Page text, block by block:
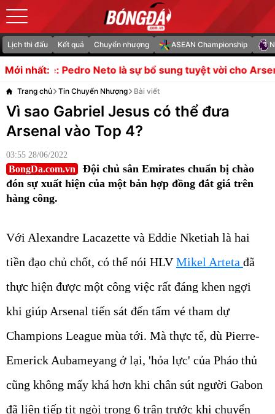
Lịch thi đấu Kết quả Chuyển nhượng ASEAN Championship
Mới nhất:
là sự bổ sung tuyệt vời cho Arsenal Indonesia được
Trang chủ Tin Chuyển Nhượng Bài viết
Vì sao Gabriel Jesus có thể đưa
Arsenal vào Top 4?
03:55 28/06/2022
BongDa.com.vn
Đội chủ sân Emirates chuẩn bị chào
đón sự xuất hiện của một bản hợp đồng đắt giá trên
hàng công.
Với Alexandre Lacazette và Eddie Nketiah là hai
tiền đạo chủ chốt, có thể nói HLVMikel Arteta đã
thực hiện được một công việc rất đáng khen ngợi
khi giúp Arsenal tiến sát đến tấm vé tham dự
Champions League mùa tới. Mà thực tế, dù Pierre-
Emerick Aubameyang ở lại, 'hỏa lực' của Pháo thủ
cũng không mấy khá hơn khi chân sút người Gabon
đã liên tiếp tịt ngòi trong 6 trận trước khi chuyển